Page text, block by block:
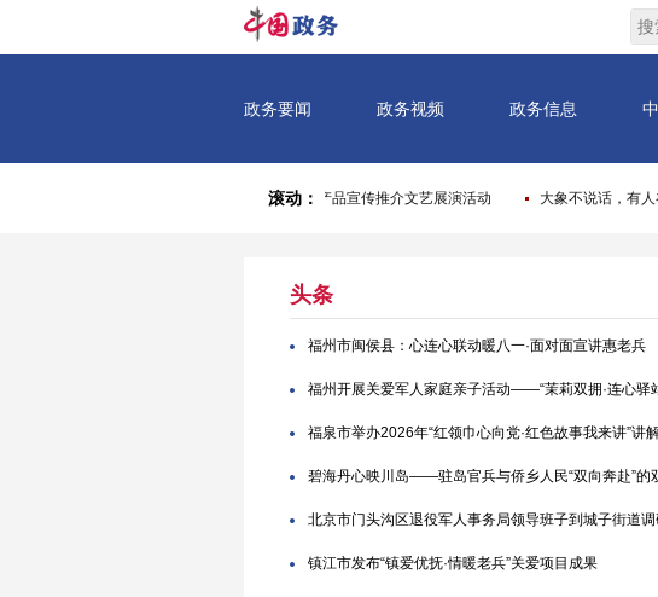
头条
福州市闽侯县：心连心联动暖八一·面对面宣讲惠老兵
福州开展关爱军人家庭亲子活动——“茉莉双拥·连心驿
福泉市举办2026年“红领巾心向党·红色故事我来讲”讲
碧海丹心映川岛——驻岛官兵与侨乡人民“双向奔赴”的
北京市门头沟区退役军人事务局领导班子到城子街道
镇江市发布“镇爱优抚·情暖老兵”关爱项目成果